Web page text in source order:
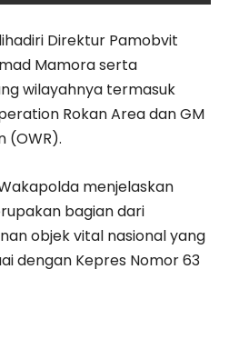
Direktur Pamobvit
Mamora serta
wilayahnya termasuk
Rokan Area dan GM
(OWR).
menjelaskan
bagian dari
objek vital nasional yang
dengan Kepres Nomor 63